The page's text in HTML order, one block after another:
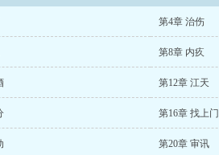
第4章 治伤
第8章 内疚
第12章 江天
第16章 找上门
第20章 审讯